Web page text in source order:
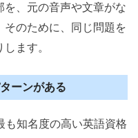
、元の音声や文章がな
そのために、同じ問題を
ます。
ーンがある
も知名度の高い英語資格